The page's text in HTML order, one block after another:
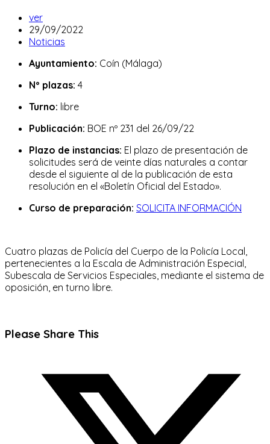
Autor
de
la
ver
Publicación
de
entrada:
29/09/2022
Categoría
la
Noticias
Ayuntamiento: Coín (Málaga)
Nº plazas: 4
Turno: libre
Publicación: BOE nº 231 del 26/09/22
Plazo de instancias: El plazo de presentación de
solicitudes será de veinte días naturales a contar
desde el siguiente al de la publicación de esta
resolución en el «Boletín Oficial del Estado».
Curso de preparación: SOLICITA INFORMACIÓN
Cuatro plazas de Policía del Cuerpo de la Policía Local,
pertenecientes a la Escala de Administración Especial,
Subescala de Servicios Especiales, mediante el sistema de
oposición, en turno libre.
Please Share ThisCompartir